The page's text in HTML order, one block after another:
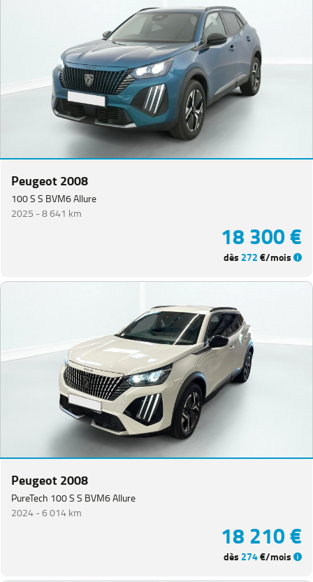
Peugeot 2008
100 S S BVM6 Allure
2025 -8 641 km
18 300 €
dès 272€/mois
Peugeot 2008
PureTech 100 S S BVM6 Allure
2024 -6 014 km
18 210 €
dès 274€/mois